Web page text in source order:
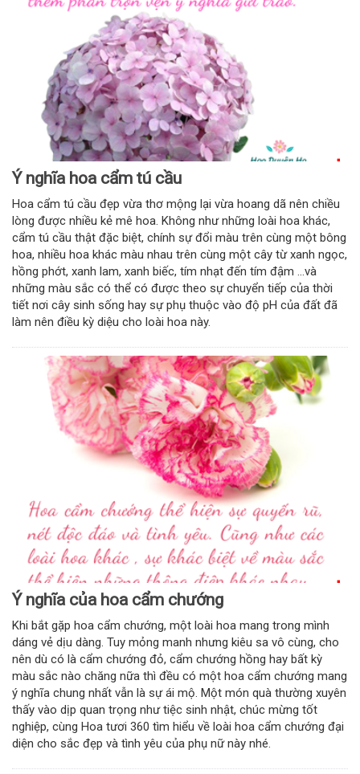
Ý nghĩa hoa cẩm tú cầu
Hoa cẩm tú cầu đẹp vừa thơ mộng lại vừa hoang dã nên chiều
lòng được nhiều kẻ mê hoa. Không như những loài hoa khác,
cẩm tú cầu thật đặc biệt, chính sự đổi màu trên cùng một bông
hoa, nhiều hoa khác màu nhau trên cùng một cây từ xanh ngọc,
hồng phớt, xanh lam, xanh biếc, tím nhạt đến tím đậm …và
những màu sắc có thể có được theo sự chuyển tiếp của thời
tiết nơi cây sinh sống hay sự phụ thuộc vào độ pH của đất đã
làm nên điều kỳ diệu cho loài hoa này.
Ý nghĩa của hoa cẩm chướng
Khi bắt gặp hoa cẩm chướng, một loài hoa mang trong mình
dáng vẻ dịu dàng. Tuy mỏng manh nhưng kiêu sa vô cùng, cho
nên dù có là cẩm chướng đỏ, cẩm chướng hồng hay bất kỳ
màu sắc nào chăng nữa thì đều có một hoa cẩm chướng mang
ý nghĩa chung nhất vẫn là sự ái mộ. Một món quà thường xuyên
thấy vào dịp quan trọng như tiệc sinh nhật, chúc mừng tốt
nghiệp, cùng Hoa tươi 360 tìm hiểu về loài hoa cẩm chướng đại
diện cho sắc đẹp và tình yêu của phụ nữ này nhé.